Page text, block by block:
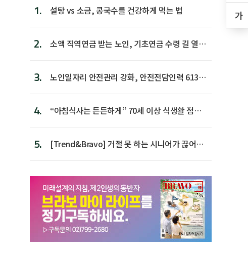
가
1. 설탕 vs 소금, 콩국수를 건강하게 먹는 법
2.
소액 직역연금 받는 노인, 기초연금 수령 길 열린
3.
노인일자리 안전관리 강화, 안전전담인력 613명
4.
“아침식사는 든든하게” 70세 이상 식생활 점수
5.
[Trend&Bravo] 거절 못 하는 시니어가 끊어야